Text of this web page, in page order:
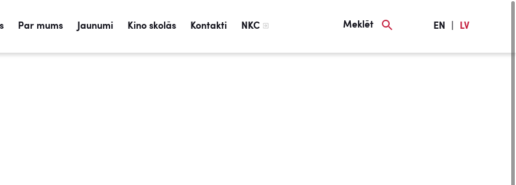
Par mums Jaunumi Kino skolās Kontakti NKC Meklēt EN LV